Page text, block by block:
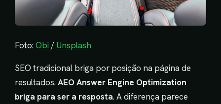
Foto:Obi / Unsplash
SEO tradicional briga por posição na página de
resultados.AEO Answer Engine Optimization
briga para ser a resposta. A diferença parece